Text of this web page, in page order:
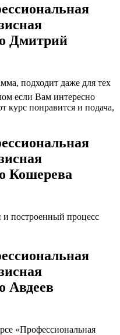
Дмитрий
подходит даже для тех
если Вам интересно
курс понравится и подача,
Кошерева
и построенный процесс
Авдеев
«Профессиональная